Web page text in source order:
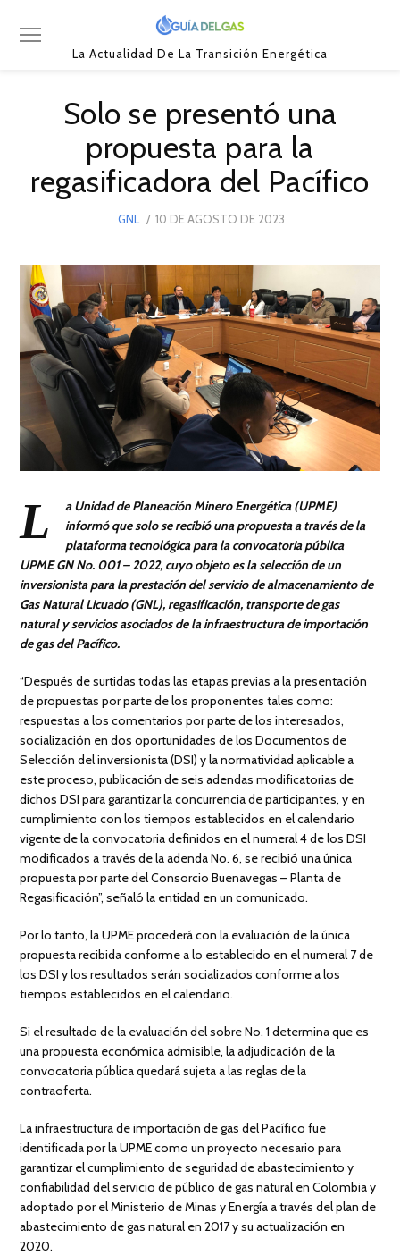
La Actualidad De La Transición Energética
Solo se presentó una
propuesta para la
regasificadora del Pacífico
GNL
POSTED
10 DE AGOSTO DE 2023
L
a Unidad de Planeación Minero Energética (UPME)
informó que solo se recibió una propuesta a través de la
plataforma tecnológica para la convocatoria pública
UPME GN No. 001 – 2022, cuyo objeto es la selección de un
inversionista para la prestación del servicio de almacenamiento de
Gas Natural Licuado (GNL), regasificación, transporte de gas
natural y servicios asociados de la infraestructura de importación
de gas del Pacífico.
“Después de surtidas todas las etapas previas a la presentación
de propuestas por parte de los proponentes tales como:
respuestas a los comentarios por parte de los interesados,
socialización en dos oportunidades de los Documentos de
Selección del inversionista (DSI) y la normatividad aplicable a
este proceso, publicación de seis adendas modificatorias de
dichos DSI para garantizar la concurrencia de participantes, y en
cumplimiento con los tiempos establecidos en el calendario
vigente de la convocatoria definidos en el numeral 4 de los DSI
modificados a través de la adenda No. 6, se recibió una única
propuesta por parte del Consorcio Buenavegas – Planta de
Regasificación”, señaló la entidad en un comunicado.
Por lo tanto, la UPME procederá con la evaluación de la única
propuesta recibida conforme a lo establecido en el numeral 7 de
los DSI y los resultados serán socializados conforme a los
tiempos establecidos en el calendario.
Si el resultado de la evaluación del sobre No. 1 determina que es
una propuesta económica admisible, la adjudicación de la
convocatoria pública quedará sujeta a las reglas de la
contraoferta.
La infraestructura de importación de gas del Pacífico fue
identificada por la UPME como un proyecto necesario para
garantizar el cumplimiento de seguridad de abastecimiento y
confiabilidad del servicio de público de gas natural en Colombia y
adoptado por el Ministerio de Minas y Energía a través del plan de
abastecimiento de gas natural en 2017 y su actualización en
2020.